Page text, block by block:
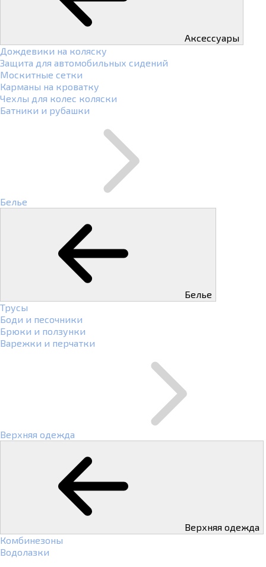
Аксессуары
Дождевики на коляску
Защита для автомобильных сидений
Москитные сетки
Карманы на кроватку
Чехлы для колес коляски
Батники и рубашки
Белье
Белье
Трусы
Боди и песочники
Брюки и ползунки
Варежки и перчатки
Верхняя одежда
Верхняя одежда
Комбинезоны
Водолазки